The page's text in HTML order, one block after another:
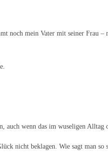
noch mein Vater mit seiner Frau
auch wenn das im wuseligen Alltag
nicht beklagen. Wie sagt man so